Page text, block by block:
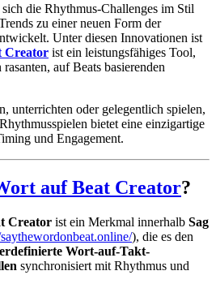
die Rhythmus-Challenges im Stil
zu einer neuen Form der
Unter diesen Innovationen ist
Creator ist ein leistungsfähiges Tool,
auf Beats basierenden
unterrichten oder gelegentlich spielen,
bietet eine einzigartige
und Engagement.
auf Beat Creator?
Creator ist ein Merkmal innerhalb Sag
), die es den
Wort-auf-Takt-
synchronisiert mit Rhythmus und